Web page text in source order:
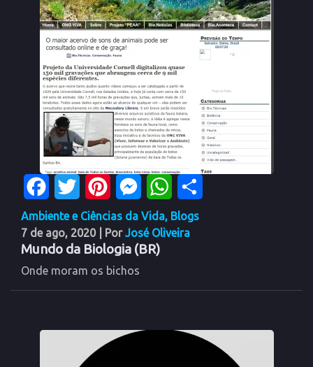
FacebookTwitter PinterestMessengerWhatsApp
Ambiente e Ciências da Vida, Blogs
7 de ago, 2020
| PorJosé Oliveira
Mundo da Biologia (BR)
Onde moram os bichos